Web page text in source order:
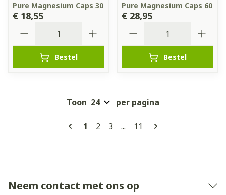
Pure Magnesium Caps 30
€ 18,55
Bestel
Pure Magnesium Caps 60
€ 28,95
Bestel
Pagina's
U lees momenteel pagina
1 Pagina
2 Pagina
3 ... Pagina
11
Toon per pagina
Neem contact met ons op